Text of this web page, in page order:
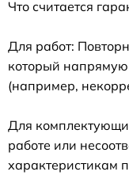
Что считается
Для работ:
который
(например,
Для
работе или
характеристикам